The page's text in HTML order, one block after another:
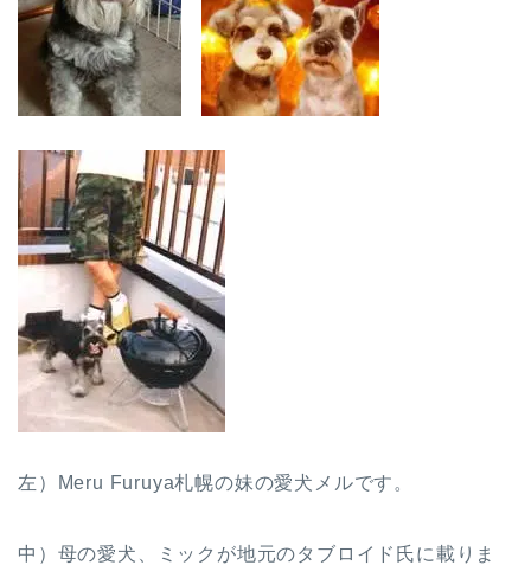
左）Meru Furuya札幌の妹の愛犬メルです。
中）母の愛犬、ミックが地元のタブロイド氏に載りま